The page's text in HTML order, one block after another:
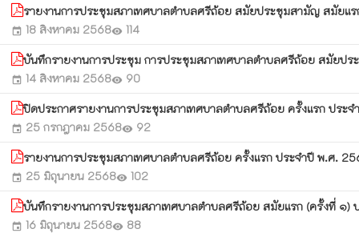
รายงานการประชุมสภาเทศบาลตำบลศรีถ้อย สมัยประชุมสามัญ สมัยแ
event 18 สิงหาคม 2568visibility 114
บันทึกรายงานการประชุม การประชุมสภาเทศบาลตำบลศรีถ้อย สมัย
event 14 สิงหาคม 2568visibility 90
ปิดประกาศรายงานการประชุมสภาเทศบาลตำบลศรีถ้อย ครั้งแรก ประ
event 25 กรกฎาคม 2568visibility 92
รายงานการประชุมสภาเทศบาลตำบลศรีถ้อย ครั้งแรก ประจำปี พ.ศ.
event 25 มิถุนายน 2568visibility 102
บันทึกรายงานการประชุมสภาเทศบาลตำบลศรีถ้อย สมัยแรก (ครั้งที่ ๑
event 16 มิถุนายน 2568visibility 88